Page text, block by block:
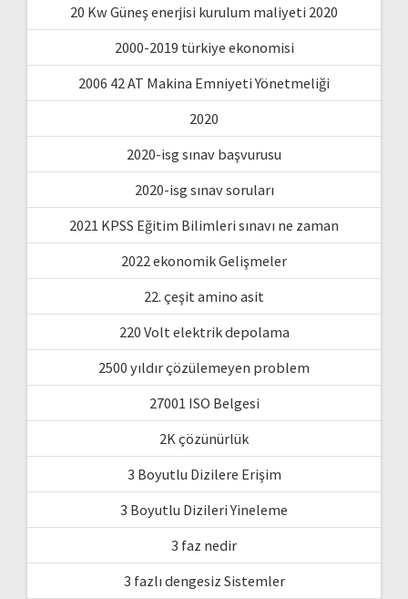
20 Kw Güneş enerjisi kurulum maliyeti 2020
2000-2019 türkiye ekonomisi
2006 42 AT Makina Emniyeti Yönetmeliği
2020
2020-isg sınav başvurusu
2020-isg sınav soruları
2021 KPSS Eğitim Bilimleri sınavı ne zaman
2022 ekonomik Gelişmeler
22. çeşit amino asit
220 Volt elektrik depolama
2500 yıldır çözülemeyen problem
27001 ISO Belgesi
2K çözünürlük
3 Boyutlu Dizilere Erişim
3 Boyutlu Dizileri Yineleme
3 faz nedir
3 fazlı dengesiz Sistemler